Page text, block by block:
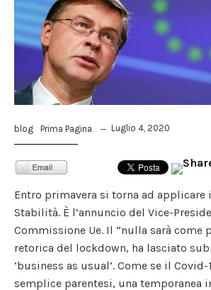
blog Prima Pagina Luglio 4, 2020
Entro primavera si torna ad applicare
Stabilità. È l’annuncio del Vice-
Commissione Ue. Il “nulla sarà come
retorica del lockdown, ha lasciato
‘business as usual’. Come se il Covid-
semplice parentesi, una temporanea